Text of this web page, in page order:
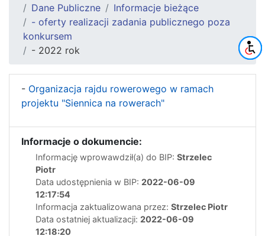
Dane Publiczne
Informacje bieżące
- oferty realizacji zadania publicznego poza
konkursem
- 2022 rok
- Organizacja rajdu rowerowego w ramach
projektu "Siennica na rowerach"
Informacje o dokumencie:
Informację wprowawdził(a) do BIP: Strzelec
Piotr
Data udostępnienia w BIP: 2022-06-09
12:17:54
Informacja zaktualizowana przez: Strzelec Piotr
Data ostatniej aktualizacji: 2022-06-09
12:18:20